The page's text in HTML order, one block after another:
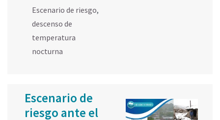
Escenario de riesgo,
descenso de
temperatura
nocturna
Escenario de
riesgo ante el